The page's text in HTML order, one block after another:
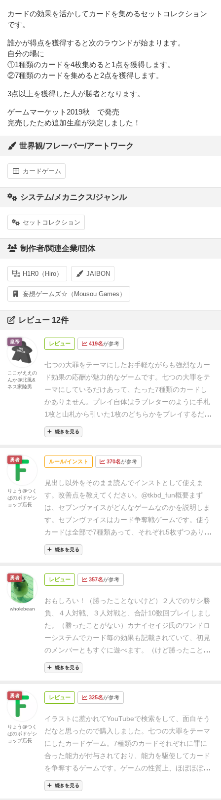
カードの効果を活かしてカードを集めるセットコレクション
です。
誰かが得点を獲得すると次のラウンドが始まります。
自分の場に
①1種類のカードを4枚集めると1点を獲得します。
②7種類のカードを集めると2点を獲得します。
3点以上を獲得した人が勝者となります。
ゲームマーケット2019秋 で発売
完売したため追加生産が決定しました！
世界観/フレーバー/アートワーク
カードゲーム
システム/メカニクス/ジャンル
セットコレクション
制作者/関連企業/団体
H1R0（Hiro） JAIBON
妄想ゲームズ☆（Mousou Games）
レビュー 12件
レビュー 419名が参考
七つの大罪をテーマにしたお手軽ながらも強烈なカー
ド効果の応酬が魅力的なゲームです。 七つの大罪をテ
ーマにしているだけあって、たった7種類のカードし
かありません。プレイ自体はラブレターのように手札
1枚と山札から引いた1枚のどちらかをプレイするだ
け！プレイしたカードは自分の場にプールされてい
き、最初に同名のカードを4枚集めるか、7種類を集め
えますね。そしてこのゲームの醍醐味はなんと言って
もいいでしょう。他人の場に出ているカードを奪う、
山札から1枚自身の場に置く、もう1度プレイする…
等々兎にも角にも強力な効果が飛び交います。ここま
で強烈なカードばかりになると逆にバランス良いんじ
ゃね？と思うかもしれませんww 運に偏った面が強いた
め、ラブレターのように軽いプレイ感が好きな方は非
す。イラストも可愛いカッコイイのでカードを眺める
だけでも楽しめる作品。ちなみに私の推しは強欲と傲
慢です
続きを見る
皇帝
ここがええの
んか@北風&
ネス家陸男
ルール/インスト 370名が参考
見出し以外をそのまま読んでインストとして使えま
す。 改善点を教えてください。 @tkbd_fun概要まず
は、セブンヴァイスがどんなゲームなのかを説明しま
す。 セブンヴァイスはカード争奪戦ゲームです。 使う
カードは全部で7種類あって、それぞれ5枚ずつありま
す。7種類のカードにはそれぞれ特殊効果があり、そ
れを駆使しながらカードを集めていきます。
ャッフルして山札とします。山札から各プレイヤーに
す。 自分の番になったら山札から1枚取ります。手札2
枚のうち1枚を選んで場に置きます。手札から場に置
いた場合はカードの効果が発動します。 これで自分の
手番は終わりです。次の人の番になります。
誰かが得
点を獲得するまで続けます。得点の獲得方法は2つあ
ります。まず、同じ種類のカードを4枚集まると1点貰
す。誰かが得点を獲得したらそのラウンドは終わりで
す。カードを集めてシャッフルして、新たなラウンド
が始まります。得点を獲得した人がスタートプレイヤ
ーになります。ラウンドを重ねて合計3点以上獲得し
たプレイヤーが勝利です。【細かいルール】※山札が
無くなった場合は手札を加えず手札の1枚を場に置
く。※全員の手札がなくなったときに誰も得点を獲得
できなかった場合は全員無得点となる。
果で自分の場にカードを置いても効果は使用しない。
続きを見る
勇者
りょう@つく
ばのボドゲシ
ョップ店長
レビュー 357名が参考
おもしろい！（勝ったことないけど）
２人でのサシ勝
負、４人対戦、３人対戦と、合計10数回プレイしまし
た。（勝ったことがない）
カナイセイジ氏のワンドロ
ーシステムでカード毎の効果も記載されていて、初見
のメンバーともすぐに遊べます。（けど勝ったことな
い）7種類、各5枚のカードを自分の場に「7種類揃え
る」か「4枚重ねる」かが勝利条件です。（勝ったこ
7つの大罪だものと言われれば「じゃあ仕方がな
は、 2枚目の『傲慢』をプレイしてドロー。あっラッ
キー『傲慢』を引いてプレイしてドロー。わ、また
『傲慢』だ！これで4枚目、大勝利！
などという正に
傲慢そのもののプレイを目の当たりにする事もありま
した。（だから、勝てない） 他に 『怠惰』直前のプレ
イヤーが使用した効果を使用する。 も、何とも熱い
続きを見る
勇者
wholebean
レビュー 325名が参考
イラストに惹かれてYouTubeで検索をして、面白そう
だなと思ったので購入しました。 七つの大罪をテーマ
にしたカードゲーム。7種類のカードそれぞれに罪に
合った能力が付与されており、能力を駆使してカード
を争奪するゲームです。 ゲームの性質上、ほぼほぼ確
実に誰かのカードを奪うことになり、逆に奪われるこ
ともあります。必ずしも自分の思い通りに事が運ばな
続きを見る
勇者
りょう@つく
ばのボドゲシ
ョップ店長